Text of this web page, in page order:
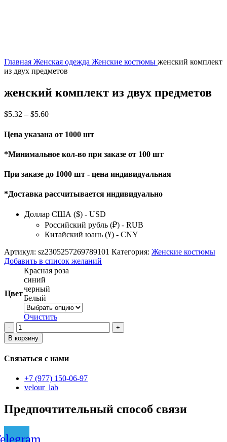
Главная Женская одежда Женские костюмы женский комплект
из двух предметов
женский комплект из двух предметов
$5.32 – $5.60
Цена указана от 1000 шт
*Минимальное кол-во при заказе от 100 шт
При заказе до 1000 шт - цена индивидуальная
*Доставка рассчитывается индивидуально
Доллар США ($) - USD
Российский рубль (₽) - RUB
Китайский юань (¥) - CNY
Артикул: sz2305257269789101 Категория: Женские костюмы
Добавить в список желаний
Цвет
Красная роза
синий
черный
Белый
Очистить
Количество
товара
женский
из
предметов
В корзину
Связаться с нами
+7 (977) 150-06-97
velour_lab
Предпочтительный способ связи